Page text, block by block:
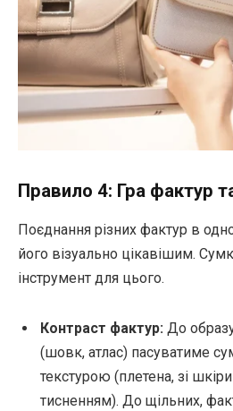
Правило 4: Гра фактур
Поєднання різних фактур в
його візуально цікавішим.
інструмент для цього.
Контраст фактур: До
(шовк, атлас) пасуватиме
текстурою (плетена, зі
тисненням). До щільних,